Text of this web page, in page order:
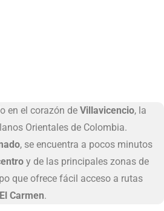
en el corazón de Villavicencio, la
Orientales de Colombia.
, se encuentra a pocos minutos
y de las principales zonas de
que ofrece fácil acceso a rutas
El Carmen.